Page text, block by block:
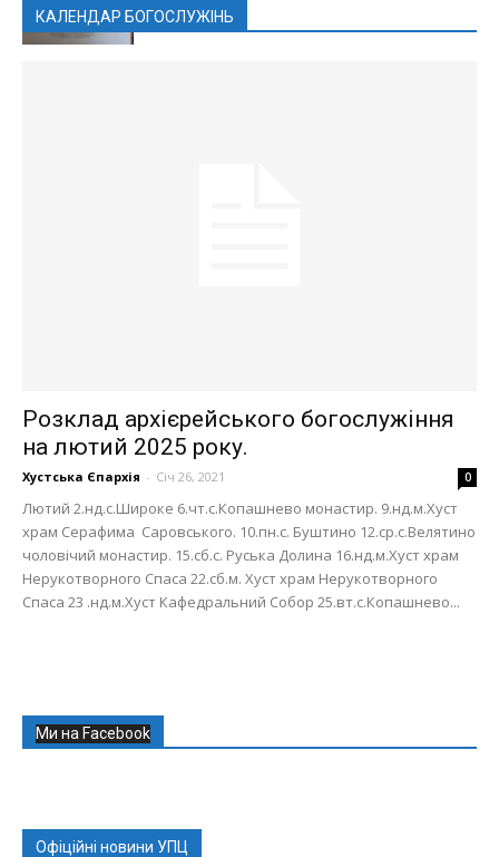
КАЛЕНДАР БОГОСЛУЖІНЬ
Розклад архієрейського богослужіння
на лютий 2025 року.
Хустська Єпархія - Січ 26, 2021 0
Лютий 2.нд.с.Широке 6.чт.с.Копашнево монастир. 9.нд.м.Хуст
храм Серафима Саровського. 10.пн.с. Буштино 12.ср.с.Велятино
чоловічий монастир. 15.сб.с. Руська Долина 16.нд.м.Хуст храм
Нерукотворного Спаса 22.сб.м. Хуст храм Нерукотворного
Спаса 23 .нд.м.Хуст Кафедральний Собор 25.вт.с.Копашнево...
Ми на Facebook
Офіційні новини УПЦ